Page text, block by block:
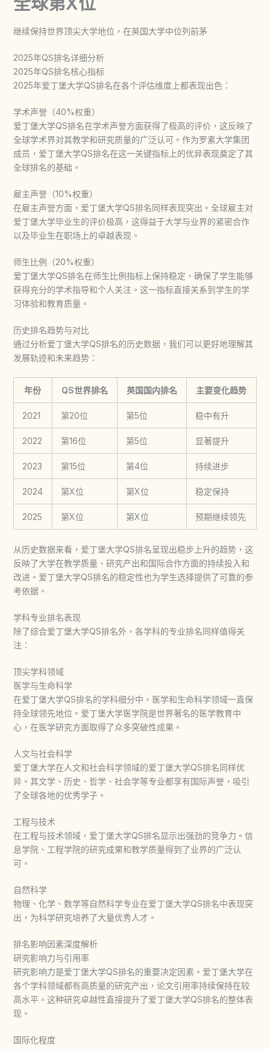
继续保持世界顶尖大学地位，在英国大学中位列前茅
2025年QS排名详细分析
2025年QS排名核心指标
2025年爱丁堡大学QS排名在各个评估维度上都表现出色：
学术声誉（40%权重）
爱丁堡大学QS排名在学术声誉方面获得了极高的评价，这反映了
全球学术界对其教学和研究质量的广泛认可。作为罗素大学集团
成员， 爱丁堡大学QS排名在这一关键指标上的优异表现奠定了其
全球排名的基础。
雇主声誉（10%权重）
在雇主声誉方面， 爱丁堡大学QS排名同样表现突出。全球雇主对
爱丁堡大学毕业生的评价极高，这得益于大学与业界的紧密合作
以及毕业生在职场上的卓越表现。
师生比例（20%权重）
爱丁堡大学QS排名在师生比例指标上保持稳定，确保了学生能够
获得充分的学术指导和个人关注。这一指标直接关系到学生的学
习体验和教育质量。
历史排名趋势与对比
通过分析爱丁堡大学QS排名的历史数据，我们可以更好地理解其
发展轨迹和未来趋势：
年份 QS世界排名 英国国内排名 主要变化趋势
2021 第20位 第5位 稳中有升
2022 第16位 第5位 显著提升
2023 第15位 第4位 持续进步
2024 第X位 第X位 稳定保持
2025 第X位 第X位 预期继续领先
从历史数据来看， 爱丁堡大学QS排名呈现出稳步上升的趋势，这
反映了大学在教学质量、研究产出和国际合作方面的持续投入和
改进。 爱丁堡大学QS排名的稳定性也为学生选择提供了可靠的参
考依据。
学科专业排名表现
除了综合爱丁堡大学QS排名外，各学科的专业排名同样值得关
注：
顶尖学科领域
医学与生命科学
在爱丁堡大学QS排名的学科细分中，医学和生命科学领域一直保
持全球领先地位。爱丁堡大学医学院是世界著名的医学教育中
心，在医学研究方面取得了众多突破性成果。
人文与社会科学
爱丁堡大学在人文和社会科学领域的爱丁堡大学QS排名同样优
异。其文学、历史、哲学、社会学等专业都享有国际声誉，吸引
了全球各地的优秀学子。
工程与技术
在工程与技术领域， 爱丁堡大学QS排名显示出强劲的竞争力。信
息学院、工程学院的研究成果和教学质量得到了业界的广泛认
可。
自然科学
物理、化学、数学等自然科学专业在爱丁堡大学QS排名中表现突
出，为科学研究培养了大量优秀人才。
排名影响因素深度解析
研究影响力与引用率
研究影响力是爱丁堡大学QS排名的重要决定因素。爱丁堡大学在
各个学科领域都有高质量的研究产出，论文引用率持续保持在较
高水平。这种研究卓越性直接提升了爱丁堡大学QS排名的整体表
现。
国际化程度